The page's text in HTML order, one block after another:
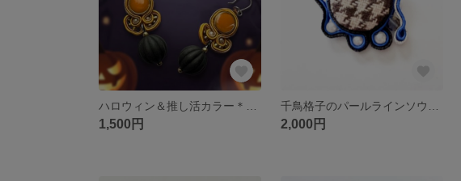
1,500円 2,000円